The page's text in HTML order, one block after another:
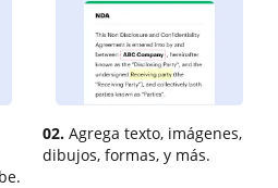
02. Agrega texto, imágenes,
dibujos, formas, y más.